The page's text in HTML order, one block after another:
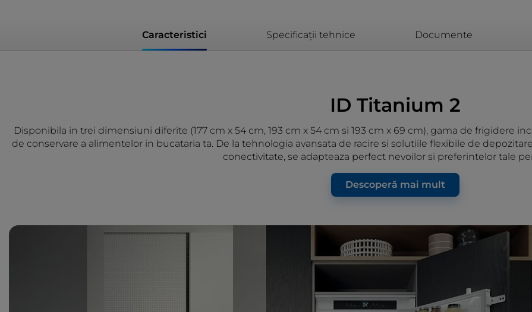
Caracteristici Specificații tehnice Documente
ID Titanium 2
Disponibila in trei dimensiuni diferite (177 cm x 54 cm, 193 cm x 54 cm si 193 cm x 69 cm), gama de frigidere
de conservare a alimentelor in bucataria ta. De la tehnologia avansata de racire si solutiile flexibile de
conectivitate, se adapteaza perfect nevoilor si preferintelor tale
Descoperă mai mult